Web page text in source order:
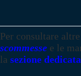
Per consultare
scommesse e le
la sezione dedicata